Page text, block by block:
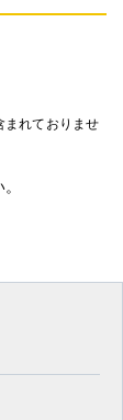
れておりませ